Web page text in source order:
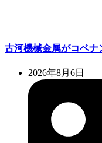
古河機械金属がコベナ
2026年8月6日